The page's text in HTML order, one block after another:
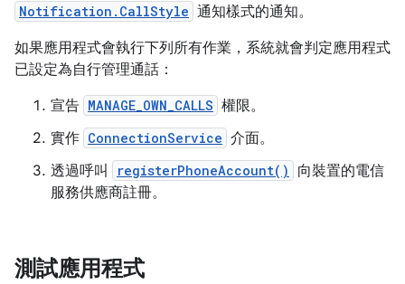
Notification.CallStyle 通知樣式的通知。
如果應用程式會執行下列所有作業，系統就會判定應用程式
已設定為自行管理通話：
宣告 MANAGE_OWN_CALLS 權限。
實作 ConnectionService 介面。
透過呼叫
registerPhoneAccount()
向裝置的電信
服務供應商註冊。
測試應用程式